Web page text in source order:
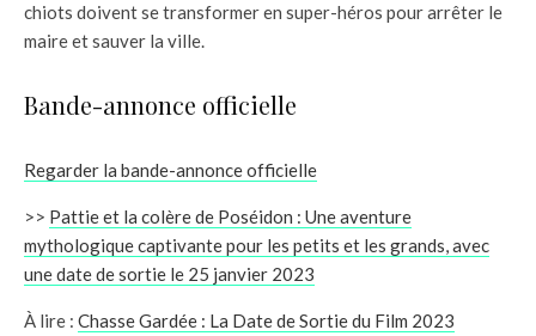
chiots doivent se transformer en super-héros pour arrêter le
maire et sauver la ville.
Bande-annonce officielle
Regarder la bande-annonce officielle
>> Pattie et la colère de Poséidon : Une aventure
mythologique captivante pour les petits et les grands, avec
une date de sortie le 25 janvier 2023
À lire : Chasse Gardée : La Date de Sortie du Film 2023